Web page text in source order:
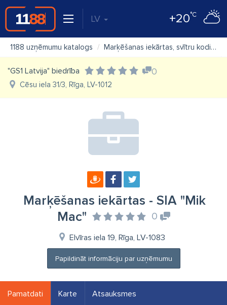
LV +20°C
1188 uzņēmumu katalogs Marķēšanas iekārtas, svītru kodi
"GS1 Latvija" biedrība 0
Cēsu iela 31/3, Rīga, LV-1012
Marķēšanas iekārtas - SIA "Mik
Mac"
0
Elvīras iela 19, Rīga, LV-1083
Papildināt informāciju par uzņēmumu
Pamatdati Karte Atsauksmes